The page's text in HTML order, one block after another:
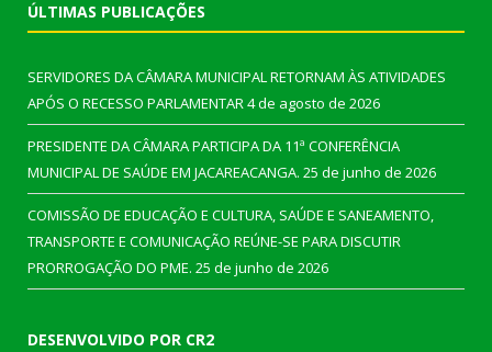
ÚLTIMAS PUBLICAÇÕES
SERVIDORES DA CÂMARA MUNICIPAL RETORNAM ÀS ATIVIDADES
APÓS O RECESSO PARLAMENTAR4 de agosto de 2026
PRESIDENTE DA CÂMARA PARTICIPA DA 11ª CONFERÊNCIA
MUNICIPAL DE SAÚDE EM JACAREACANGA. 25 de junho de 2026
COMISSÃO DE EDUCAÇÃO E CULTURA, SAÚDE E SANEAMENTO,
TRANSPORTE E COMUNICAÇÃO REÚNE-SE PARA DISCUTIR
PRORROGAÇÃO DO PME. 25 de junho de 2026
DESENVOLVIDO POR CR2